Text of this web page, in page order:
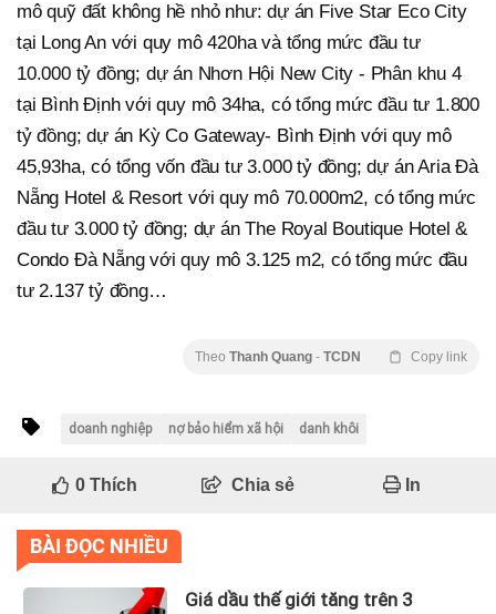
mô quỹ đất không hề nhỏ như: dự án Five Star Eco City
tại Long An với quy mô 420ha và tổng mức đầu tư
10.000 tỷ đồng; dự án Nhơn Hội New City - Phân khu 4
tại Bình Định với quy mô 34ha, có tổng mức đầu tư 1.800
tỷ đồng; dự án Kỳ Co Gateway- Bình Định với quy mô
45,93ha, có tổng vốn đầu tư 3.000 tỷ đồng; dự án Aria Đà
Nẵng Hotel & Resort với quy mô 70.000m2, có tổng mức
đầu tư 3.000 tỷ đồng; dự án The Royal Boutique Hotel &
Condo Đà Nẵng với quy mô 3.125 m2, có tổng mức đầu
tư 2.137 tỷ đồng…
Theo Thanh Quang - TCDN Copy link
doanh nghiệp nợ bảo hiểm xã hội danh khôi
0Thích Chia sẻ In
BÀI ĐỌC NHIỀU
Giá dầu thế giới tăng trên 3